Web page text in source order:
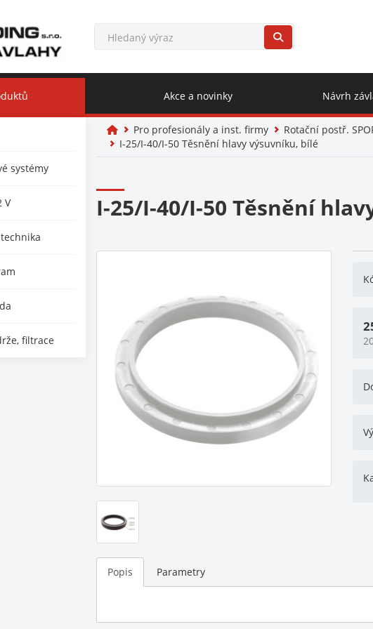
Akce a novinky Návrh
systémy
V
filtrace
Pro profesionály a inst. firmy Rotační postř.
I-25/I-40/I-50 Těsnění hlavy výsuvníku, bílé
I-25/I-40/I-50 Těsnění
Popis Parametry